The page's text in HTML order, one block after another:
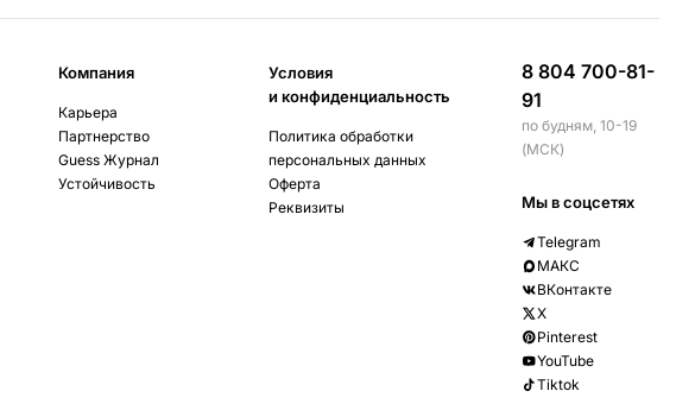
Компания
Карьера
Партнерство
Guess Журнал
Устойчивость
Условия
и конфиденциальность
Политика обработки
персональных данных
Оферта
Реквизиты
8 804 700-81-
91
по будням, 10-19
(МСК)
Мы в соцсетях
Telegram
МАКС
ВКонтакте
X
Pinterest
YouTube
Tiktok